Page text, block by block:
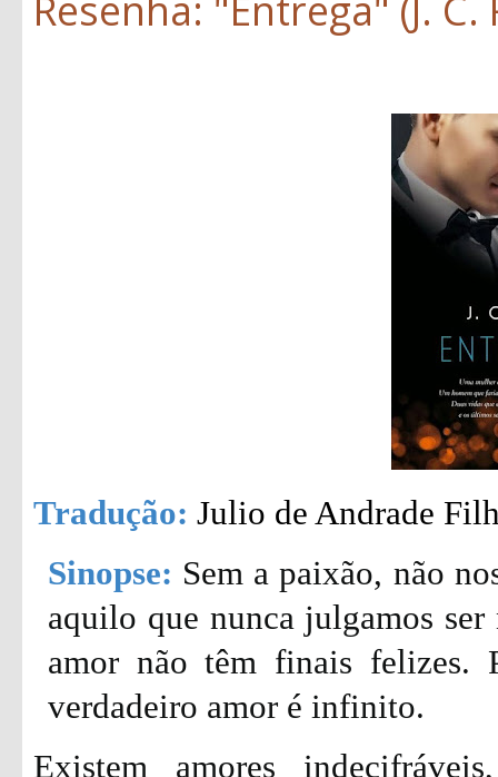
Tradução: Julio de Andrade
Sinopse: Sem a paixão, não
aquilo que nunca julgamos
amor não têm finais felizes.
verdadeiro amor é infinito.
Existem amores